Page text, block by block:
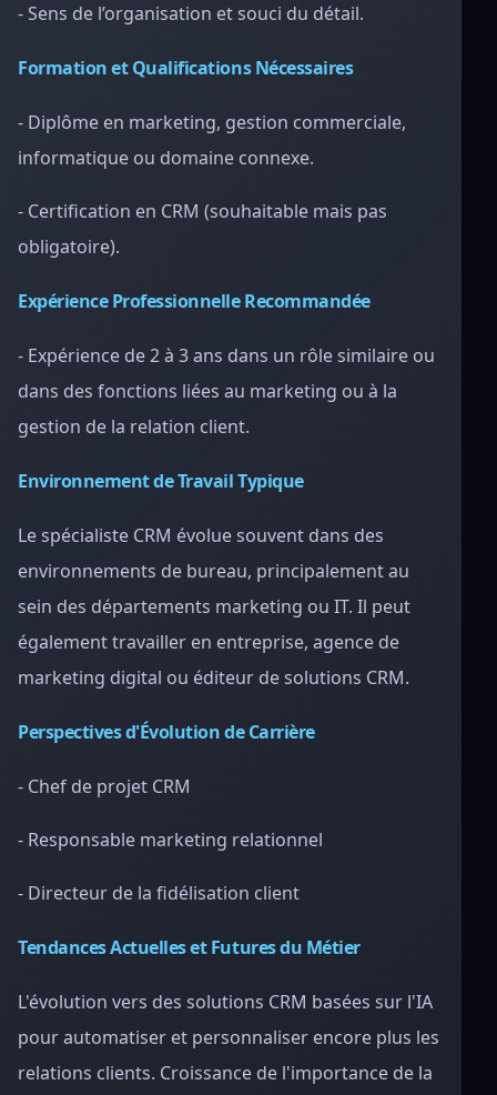
- Sens de l’organisation et souci du détail.
Formation et Qualifications Nécessaires
- Diplôme en marketing, gestion commerciale,
informatique ou domaine connexe.
- Certification en CRM (souhaitable mais pas
obligatoire).
Expérience Professionnelle Recommandée
- Expérience de 2 à 3 ans dans un rôle similaire ou
dans des fonctions liées au marketing ou à la
gestion de la relation client.
Environnement de Travail Typique
Le spécialiste CRM évolue souvent dans des
environnements de bureau, principalement au
sein des départements marketing ou IT. Il peut
également travailler en entreprise, agence de
marketing digital ou éditeur de solutions CRM.
Perspectives d'Évolution de Carrière
- Chef de projet CRM
- Responsable marketing relationnel
- Directeur de la fidélisation client
Tendances Actuelles et Futures du Métier
L'évolution vers des solutions CRM basées sur l'IA
pour automatiser et personnaliser encore plus les
relations clients. Croissance de l'importance de la